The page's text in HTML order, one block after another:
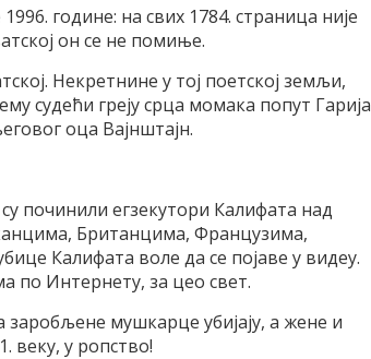
године: на свих 1784. страница није
он се не помиње.
Некретнине у тој поетској земљи,
судећи греју срца момака попут Гарија
оца Вајнштајн.
починили егзекутори Калифата над
Британцима, Французима,
Калифата воле да се појаве у видеу.
по Интернету, за цео свет.
мушкарце убијају, а жене и
веку, у ропство!